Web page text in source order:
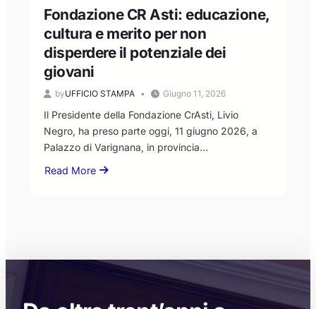
ma
nel
rispetto
dei
ruoli
istituzionali”
Fondazione CR Asti: educazione,
cultura e merito per non
disperdere il potenziale dei
giovani
byUFFICIO STAMPA Giugno 11, 2026
Il Presidente della Fondazione CrAsti, Livio
Negro, ha preso parte oggi, 11 giugno 2026, a
Palazzo di Varignana, in provincia…
Read More
about